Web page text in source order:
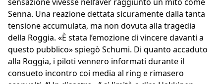
Senna. Una reazione dettata sicuramente dalla tanta
tensione accumulata, ma non dovuta alla tragedia
della Roggia. «È stata l’emozione di vincere davanti a
questo pubblico» spiegò Schumi. Di quanto accaduto
alla Roggia, i piloti vennero informati durante il
consueto incontro coi media al ring e rimasero